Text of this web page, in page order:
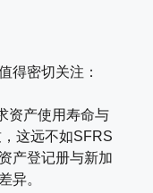
得密切关注：
资产使用寿命与
这远不如SFRS
产登记册与新加
异。